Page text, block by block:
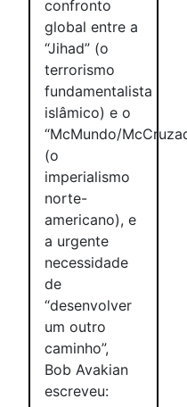
confronto
global entre a
“Jihad” (o
terrorismo
fundamentalista
islâmico) e o
“McMundo/
(o
imperialismo
norte-
americano), e
a urgente
necessidade
de
“desenvolver
um outro
caminho”,
Bob Avakian
escreveu: